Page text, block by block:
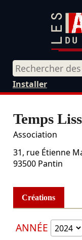
Installer
Temps
Association
31, rue Étienne
93500 Pantin
Créations
ANNÉE